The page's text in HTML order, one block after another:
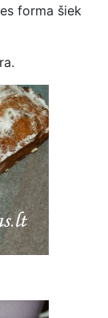
forma šiek